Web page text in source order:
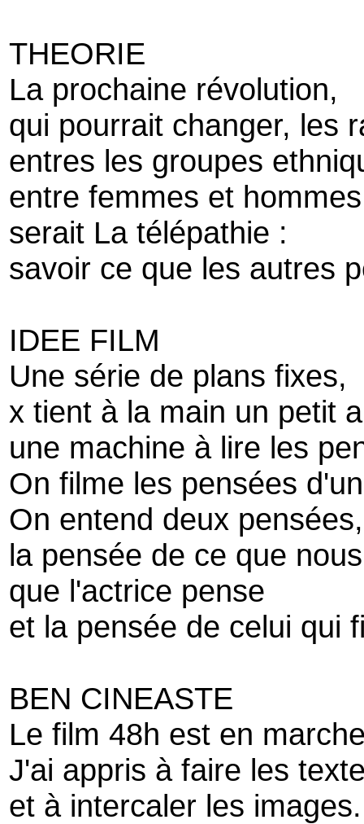
THEORIE
La prochaine révolution,
qui pourrait changer, les
entres les groupes
entre femmes et
serait La télépathie :
savoir ce que les autres
IDEE FILM
Une série de plans fixes,
x tient à la main un petit
une machine à lire les
On filme les pensées
On entend deux pensées,
la pensée de ce que
que l'actrice pense
et la pensée de celui qui
BEN CINEASTE
Le film 48h est en
J'ai appris à faire les
et à intercaler les images.